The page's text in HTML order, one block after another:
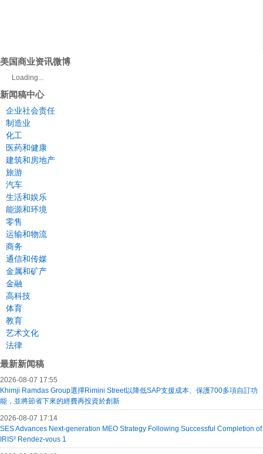
美国商业资讯微博
Loading...
新闻稿中心
企业社会责任
制造业
化工
医药和健康
建筑和房地产
旅游
汽车
生活和娱乐
能源和环境
零售
运输和物流
商务
通信和传媒
金属和矿产
金融
高科技
体育
教育
艺术文化
法律
最新新闻稿
2026-08-07 17:55
Khimji Ramdas Group選擇Rimini Street以降低SAP支援成本、保護700多項自訂功
能，並將節省下來的經費再投資於創新
2026-08-07 17:14
SES Advances Next-generation MEO Strategy Following Successful Completion of
IRIS² Rendez-vous 1